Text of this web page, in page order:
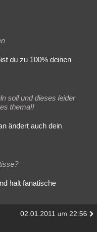
Literatur
Allmystery English
Neue Geschlossen
du zu 100% deinen
soll und dieses leider
thema!!
ändert auch dein
halt fanatische
02.01.2011 um 22:56